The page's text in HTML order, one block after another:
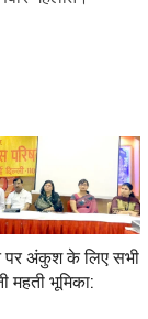
पर अंकुश के लिए सभी
महती भूमिका: